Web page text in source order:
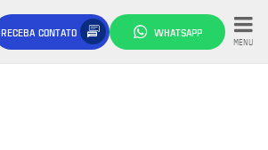
RECEBA CONTATO WHATSAPP
MENU